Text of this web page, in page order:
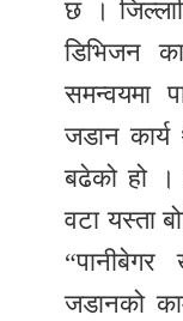
Preeti
unicode
स्थानीय
English
छ ।
डिभिजन
समन्वयमा
जडान
बढेको हो
वटा यस्ता
जडानको